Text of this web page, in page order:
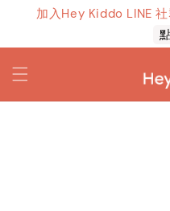
加入Hey Kiddo LINE